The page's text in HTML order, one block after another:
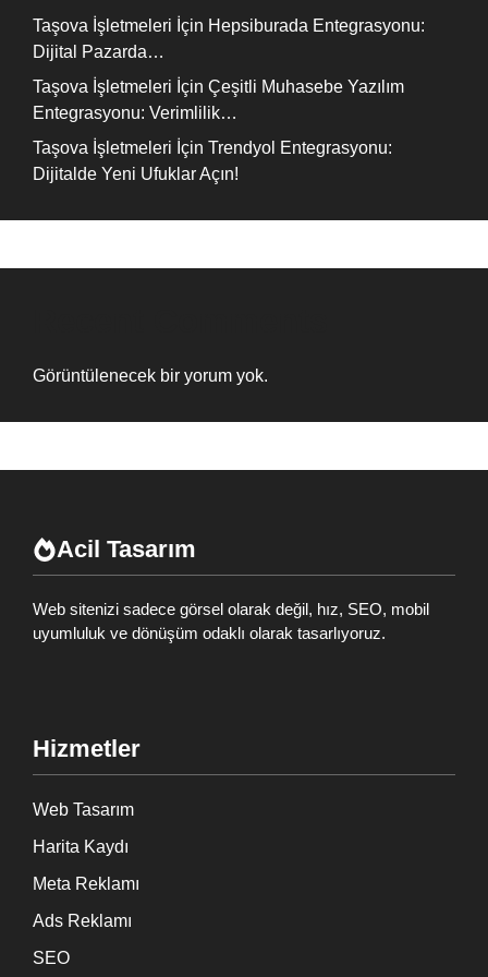
Taşova İşletmeleri İçin Hepsiburada Entegrasyonu:
Dijital Pazarda…
Taşova İşletmeleri İçin Çeşitli Muhasebe Yazılım
Entegrasyonu: Verimlilik…
Taşova İşletmeleri İçin Trendyol Entegrasyonu:
Dijitalde Yeni Ufuklar Açın!
Görüntülenecek bir yorum yok.
Acil Tasarım
Web sitenizi sadece görsel olarak değil, hız, SEO, mobil
uyumluluk ve dönüşüm odaklı olarak tasarlıyoruz.
Hizmetler
Web Tasarım
Harita Kaydı
Meta Reklamı
Ads Reklamı
SEO